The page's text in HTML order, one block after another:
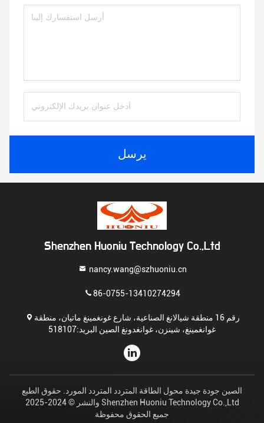
يرسل
Shenzhen Huoniu Technology Co.,Ltd
nancy.wang@szhuoniu.cn
86-0755-13410274294
رقم 16 منطقة شيالانغ الصناعية، شارع غونغمينغ ماتيان، منطقة
غوانغمينغ، شينزن، غوانغدونغ الصين البريد:518107
الصين جودة جيدة محول الطاقة المتردد المتردد المورد. حقوق الطبع
والنشر © 2024-2025 Shenzhen Huoniu Technology Co.,Ltd
جميع الحقوق محفوظة